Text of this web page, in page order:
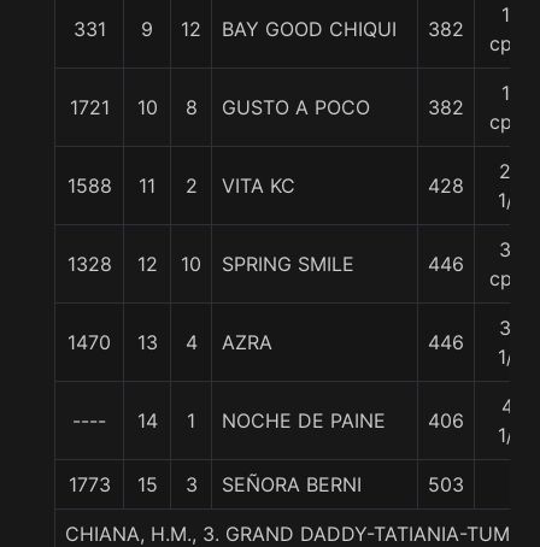
331 9 12 BAY GOOD CHIQUI 382
12
cpos
1721 10 8 GUSTO A POCO 382
14
cpos
1588 11 2 VITA KC 428
23
1/4
1328 12 10 SPRING SMILE 446
32
cpos
1470 13 4 AZRA 446
36
1/4
---- 14 1 NOCHE DE PAINE 406
41
1/2
1773 15 3 SEÑORA BERNI 503
CHIANA, H.M., 3. GRAND DADDY-TATIANIA-